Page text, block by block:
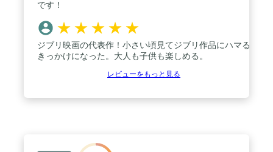
です！
★ ★ ★ ★ ★
ジブリ映画の代表作！小さい頃見てジブリ作品にハマる
きっかけになった。大人も子供も楽しめる。
レビューをもっと見る